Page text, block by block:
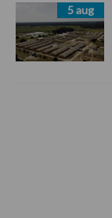
5 aug